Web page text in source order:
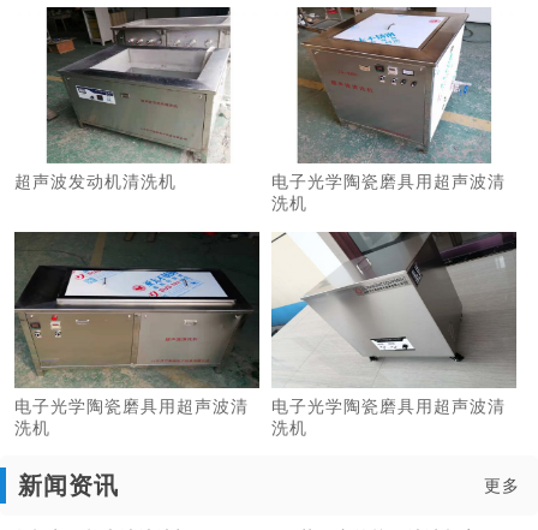
超声波发动机清洗机
电子光学陶瓷磨具用超声波清
洗机
电子光学陶瓷磨具用超声波清
洗机
电子光学陶瓷磨具用超声波清
洗机
新闻资讯 更多